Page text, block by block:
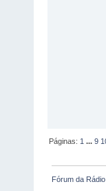
Páginas: 1 ...9
Fórum da Rádio